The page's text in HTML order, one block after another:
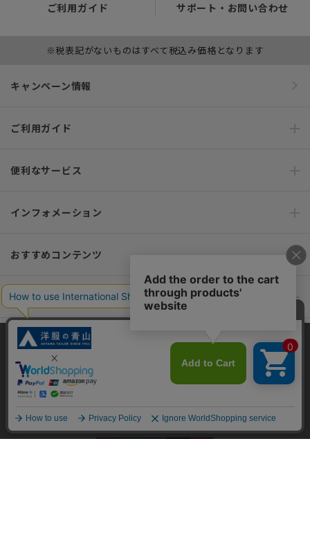
ご利用ガイド サポート・お問い合わせ
※税表記がないものはすべて税込み価格となります
キャンペーン情報
ご利用ガイド
便利なサービス
インフォメーション
おすすめコンテンツ
ポリシー・企業情報
オーダースーツなら SHITATE
OFFICIAL SNS
当サイトでは、快適な閲覧体験とコンテンツ改善のためにCookieを使用
しています。閲覧を続けることで、Cookieの使用に同意したものとみな
します。詳細については
同意して閉じる